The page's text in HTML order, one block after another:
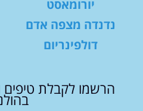
יורומאסט
נדנדה מצפה אדם
דולפינריום
הרשמו לקבלת טיפים